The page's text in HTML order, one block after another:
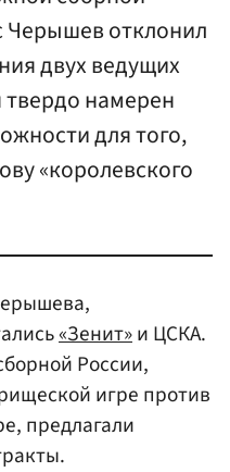
Черышев отклонил
двух ведущих
намерен
для того,
«королевского
«Зенит»и ЦСКА.
России,
игре против
предлагали